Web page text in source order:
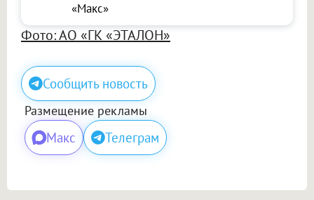
«Макс»
Фото: АО «ГК «ЭТАЛОН»
Сообщить новость
Размещение рекламы
Макс Телеграм